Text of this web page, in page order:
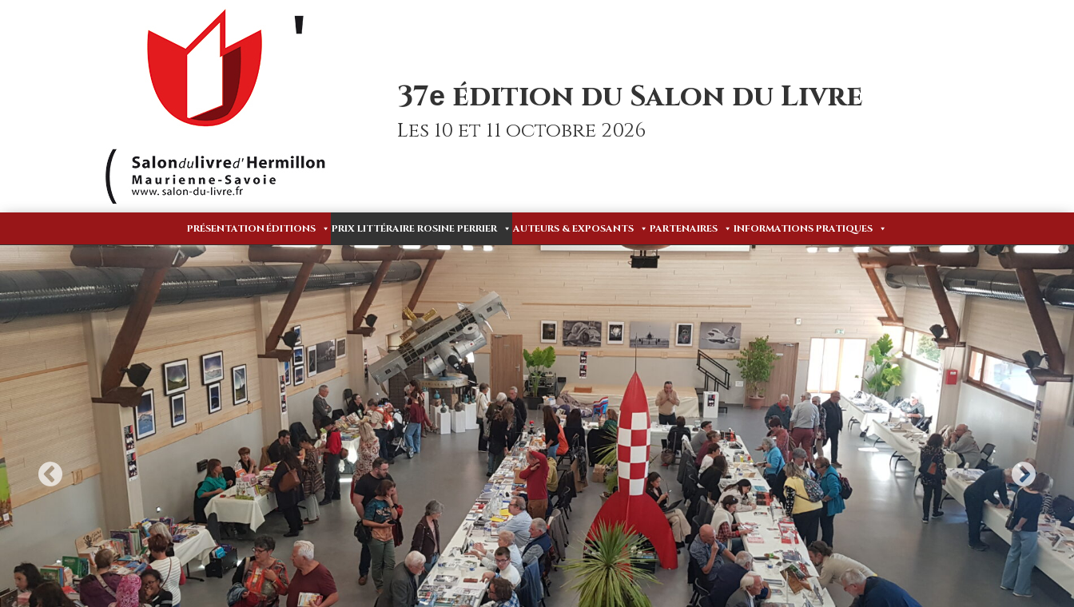
37e édition du Salon du Livre
Les 10 et 11 octobre 2026
PRÉSENTATIONÉDITIONS PRIX LITTÉRAIRE ROSINE PERRIER AUTEURS & EXPOSANTS PARTENAIRES INFORMATIONS PRATIQUES